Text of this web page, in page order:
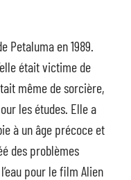
Petaluma en 1989.
était victime de
même de sorcière,
les études. Elle a
à un âge précoce et
des problèmes
pour le film Alien